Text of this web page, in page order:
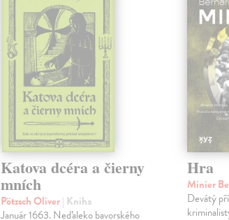
Katova dcéra a čierny
mních
Pötzsch Oliver| Kniha
Január 1663. Neďaleko bavorského
Hra
Minier
Devátý